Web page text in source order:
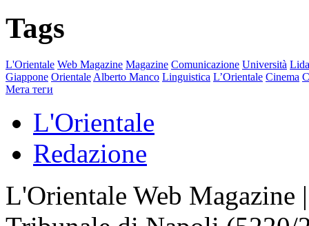
Tags
L'Orientale Web Magazine Magazine Comunicazione Università
Giappone Orientale Alberto Manco Linguistica L’Orientale Cinema
Мета теги
L'Orientale
Redazione
L'Orientale Web Magazine